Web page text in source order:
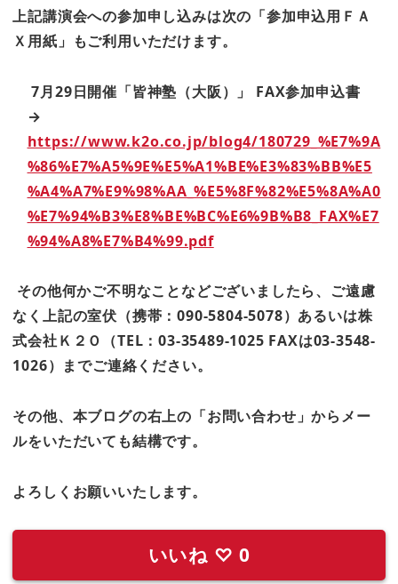
上記講演会への参加申し込みは次の「参加申込用ＦＡ
Ｘ用紙」もご利用いただけます。
7月29日開催「皆神塾（大阪）」 FAX参加申込書
→
https://www.k2o.co.jp/blog4/180729_%E7%9A
%86%E7%A5%9E%E5%A1%BE%E3%83%BB%E5
%A4%A7%E9%98%AA_%E5%8F%82%E5%8A%A0
%E7%94%B3%E8%BE%BC%E6%9B%B8_FAX%E7
%94%A8%E7%B4%99.pdf
その他何かご不明なことなどございましたら、ご遠慮
なく上記の室伏（携帯：090-5804-5078）あるいは株
式会社Ｋ２Ｏ（TEL：03-35489-1025 FAXは03-3548-
1026）までご連絡ください。
その他、本ブログの右上の「お問い合わせ」からメー
ルをいただいても結構です。
よろしくお願いいたします。
いいね ♡ 0